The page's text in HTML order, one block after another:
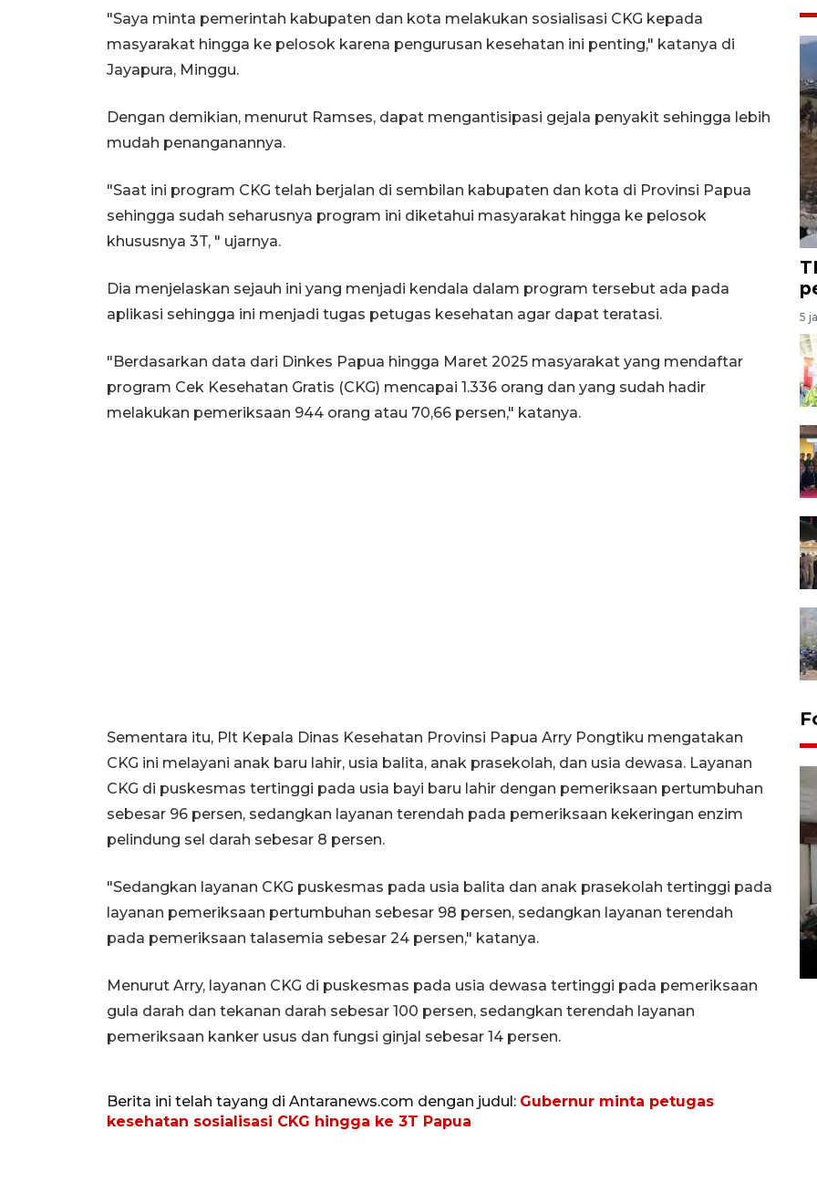
"Saya minta pemerintah kabupaten dan kota melakukan sosialisasi CKG kepada
masyarakat hingga ke pelosok karena pengurusan kesehatan ini penting," katanya di
Jayapura, Minggu.
Dengan demikian, menurut Ramses, dapat mengantisipasi gejala penyakit sehingga lebih
mudah penanganannya.
"Saat ini program CKG telah berjalan di sembilan kabupaten dan kota di Provinsi Papua
sehingga sudah seharusnya program ini diketahui masyarakat hingga ke pelosok
khususnya 3T, " ujarnya.
Dia menjelaskan sejauh ini yang menjadi kendala dalam program tersebut ada pada
aplikasi sehingga ini menjadi tugas petugas kesehatan agar dapat teratasi.
"Berdasarkan data dari Dinkes Papua hingga Maret 2025 masyarakat yang mendaftar
program Cek Kesehatan Gratis (CKG) mencapai 1.336 orang dan yang sudah hadir
melakukan pemeriksaan 944 orang atau 70,66 persen," katanya.
Sementara itu, Plt Kepala Dinas Kesehatan Provinsi Papua Arry Pongtiku mengatakan
CKG ini melayani anak baru lahir, usia balita, anak prasekolah, dan usia dewasa. Layanan
CKG di puskesmas tertinggi pada usia bayi baru lahir dengan pemeriksaan pertumbuhan
sebesar 96 persen, sedangkan layanan terendah pada pemeriksaan kekeringan enzim
pelindung sel darah sebesar 8 persen.
"Sedangkan layanan CKG puskesmas pada usia balita dan anak prasekolah tertinggi pada
layanan pemeriksaan pertumbuhan sebesar 98 persen, sedangkan layanan terendah
pada pemeriksaan talasemia sebesar 24 persen," katanya.
Menurut Arry, layanan CKG di puskesmas pada usia dewasa tertinggi pada pemeriksaan
gula darah dan tekanan darah sebesar 100 persen, sedangkan terendah layanan
pemeriksaan kanker usus dan fungsi ginjal sebesar 14 persen.
Berita ini telah tayang di Antaranews.com dengan judul: Gubernur minta petugas
kesehatan sosialisasi CKG hingga ke 3T Papua
5
Antara Biro Papua
bersilahturahmi dengan
Pendam XVII/Cenderawasih